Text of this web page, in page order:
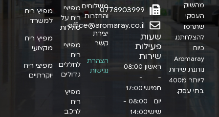
מהשוק
העסקי
שתרמו
להצלחתנו.
כיום
Aromaray
נותנת שירות
ליותר מ400
בתי עסק.
0778903999
office@aromaray.co.il
שעות
פעילות
שירות
ראשון
-
חמישי
08:00
-
17:00
יום
שישי
08:00 -
14:00
משלוחים
והחזרות
יצירת
קשר
הצהרת
נגישות
מפיצי
ריח על
סוללות
מפיצי
ריח
לחללים
גדולים
מפיץ
ריח
לרכב
מפיץ ריח
למשרד
מפיץ ריח
מקצועי
מפיצי ריח
יוקרתיים